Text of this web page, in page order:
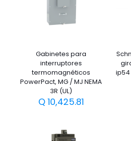
Gabinetes para
interruptores
termomagnéticos
PowerPact, MG / MJ NEMA
3R (UL)
Q 10,425.81